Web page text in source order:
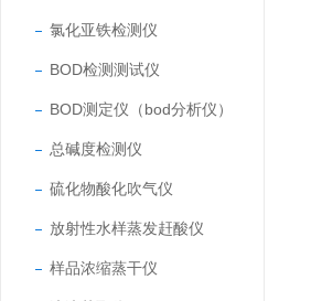
氯化亚铁检测仪
BOD检测测试仪
BOD测定仪（bod分析仪）
总碱度检测仪
硫化物酸化吹气仪
放射性水样蒸发赶酸仪
样品浓缩蒸干仪